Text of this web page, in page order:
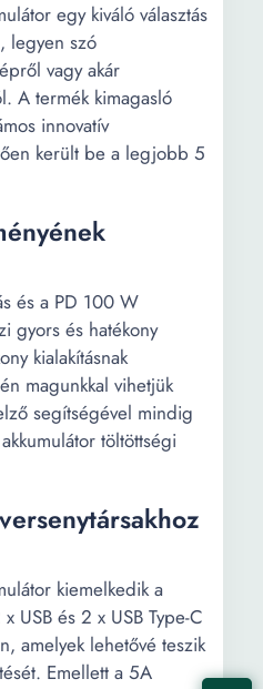
egy kiváló választás
legyen szó
vagy akár
A termék kimagasló
innovatív
került be a legjobb 5
és a PD 100 W
gyors és hatékony
kialakításnak
magunkkal vihetjük
segítségével mindig
töltöttségi
kiemelkedik a
USB és 2 x USB Type-C
amelyek lehetővé teszik
Emellett a 5A